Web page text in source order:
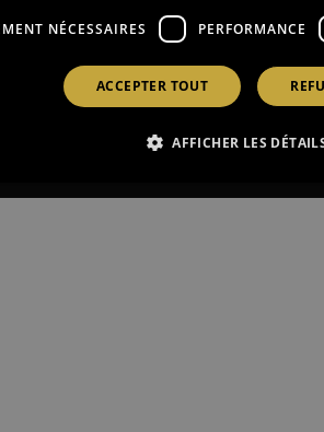
Made with by
NÉCESSAIRES PERFORMANCE
ACCEPTER TOUT
AFFICHER LES